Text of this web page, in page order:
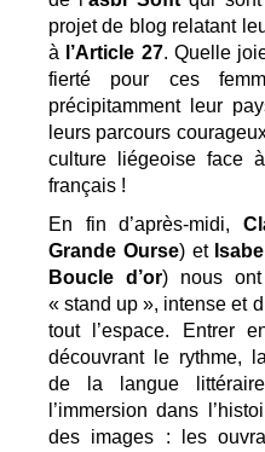
projet de blog relatant
à
l’Article 27. Quelle
fierté pour ces
précipitamment leur
leurs parcours
culture liégeoise face
français !
En fin d’après-midi,
Grande Ourse) et
Boucle d’or) nous ont
« stand up », intense et
tout l’espace. Entrer
découvrant le rythme,
de la langue
l’immersion dans
des images : les